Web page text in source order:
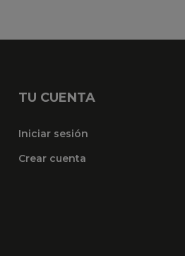
TU CUENTA
Iniciar sesión
Crear cuenta